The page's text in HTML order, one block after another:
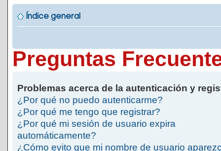
Índice general
Preguntas
Problemas acerca de la autenticación y
¿Por qué no puedo autenticarme?
¿Por qué me tengo que registrar?
¿Por qué mi sesión de usuario expira
automáticamente?
¿Cómo evito que mi nombre de usuario